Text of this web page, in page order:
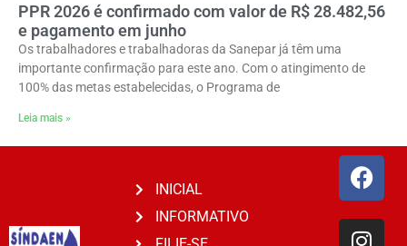
PPR 2026 é confirmado com valor de R$ 28.482,56
e pagamento em junho
Os trabalhadores e trabalhadoras da Sanepar já têm uma
importante confirmação para este ano. Com o atingimento de
100% das metas estabelecidas, o Programa de
Leia mais »
INICIAL
INFORMATIVO